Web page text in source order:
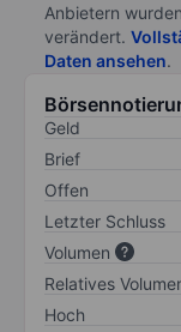
Anbietern
verändert.
Daten ansehen.
Geld
Brief
Offen
Letzter Schluss
Volumen
Relatives
Hoch